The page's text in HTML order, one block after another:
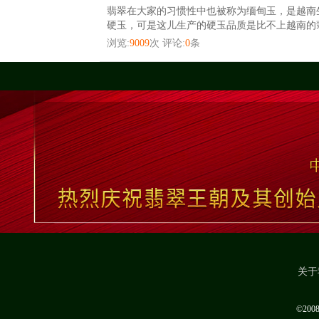
翡翠在大家的习惯性中也被称为缅甸玉，是越
硬玉，可是这儿生产的硬玉品质是比不上越南
浏览:9009次 评论:0条
关